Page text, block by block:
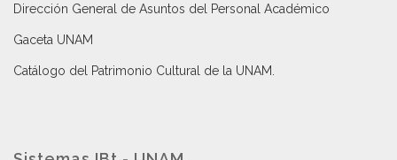
Dirección General de Asuntos del Personal Académico
Gaceta UNAM
Catálogo del Patrimonio Cultural de la UNAM.